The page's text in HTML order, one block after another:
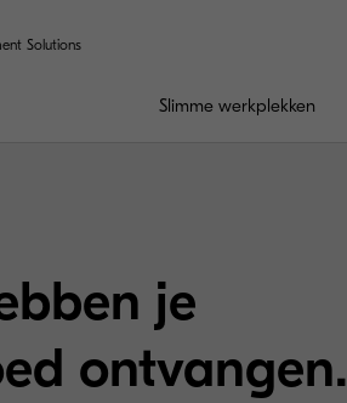
Solutions
Slimme werkplekken
je
ontvangen.